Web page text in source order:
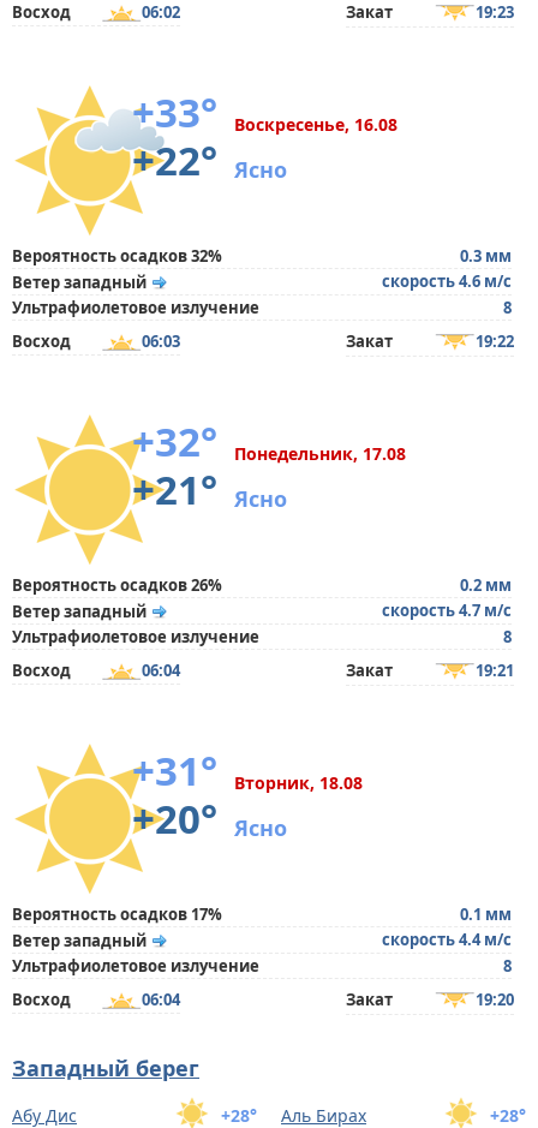
Восход
06:02 Закат 19:23
+33°
+22°
Воскресенье, 16.08
Ясно
Вероятность осадков 32%
0.3 мм
Ветер западный
скорость 4.6 м/с
Ультрафиолетовое излучение
8
Восход
06:03 Закат 19:22
+32°
+21°
Понедельник, 17.08
Ясно
Вероятность осадков 26%
0.2 мм
Ветер западный
скорость 4.7 м/с
Ультрафиолетовое излучение
8
Восход
06:04 Закат 19:21
+31°
+20°
Вторник, 18.08
Ясно
Вероятность осадков 17%
0.1 мм
Ветер западный
скорость 4.4 м/с
Ультрафиолетовое излучение
8
Восход
06:04 Закат 19:20
Западный берег
+28°
Абу Дис +28°
Аль Бирах